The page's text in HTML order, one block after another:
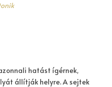
hatást ígérnek,
állítják helyre. A sejtek